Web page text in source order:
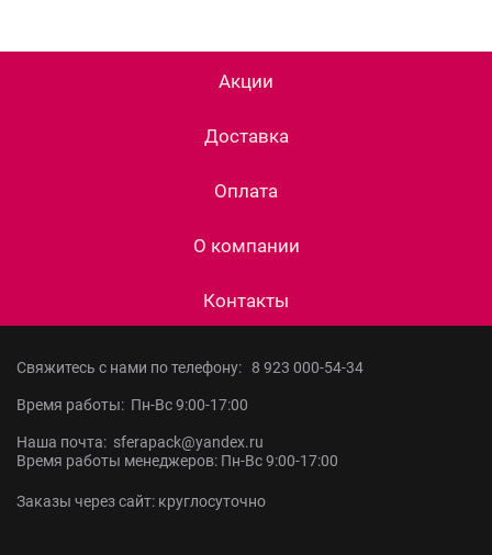
Акции
Доставка
Оплата
О компании
Контакты
Свяжитесь с нами по телефону: 8 923 000-54-34
Время работы: Пн-Вс 9:00-17:00
Наша почта: sferapack@yandex.ru
Время работы менеджеров: Пн-Вс 9:00-17:00
Заказы через сайт: круглосуточно